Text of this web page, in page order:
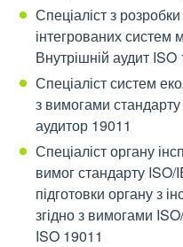
Спеціаліст з
інтегрованих
Внутрішній аудит ISO
Спеціаліст систем
з вимогами
аудитор 19011
Спеціаліст органу
вимог стандарту ISO/
підготовки органу з
згідно з вимогами
ISO 19011